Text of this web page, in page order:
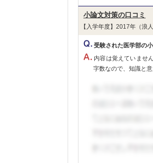
小論文対策の口コミ
【入学年度】2017年（
受験された医学部の
内容は覚えていませ
字数なので、知識と